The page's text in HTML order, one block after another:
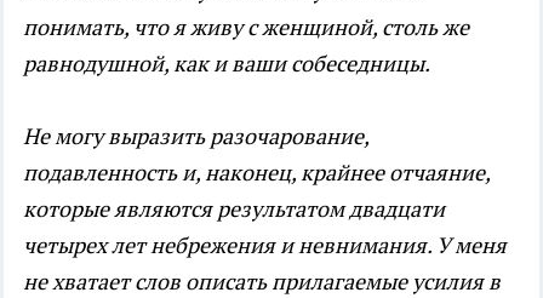
понимать, что я живу с женщиной, столь же
равнодушной, как и ваши собеседницы.
Не могу выразить разочарование,
подавленность и, наконец, крайнее отчаяние,
которые являются результатом двадцати
четырех лет небрежения и невнимания. У меня
не хватает слов описать прилагаемые усилия в